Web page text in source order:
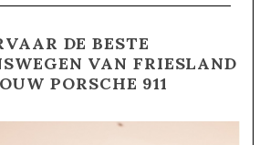
DE BESTE
VAN FRIESLAND
PORSCHE 911